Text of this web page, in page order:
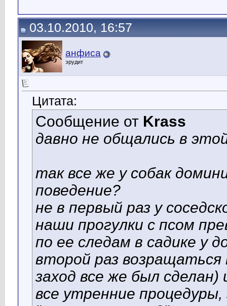
03.10.2010, 16:57
анфиса
эрудит
Цитата:
Сообщение от Krass
давно не общались в
так все же у собак
поведение?
не в первый раз у
наши прогулки с псом
по ее следам в садике у
второй раз
заход все же был сделан)
все утренние процедуры,